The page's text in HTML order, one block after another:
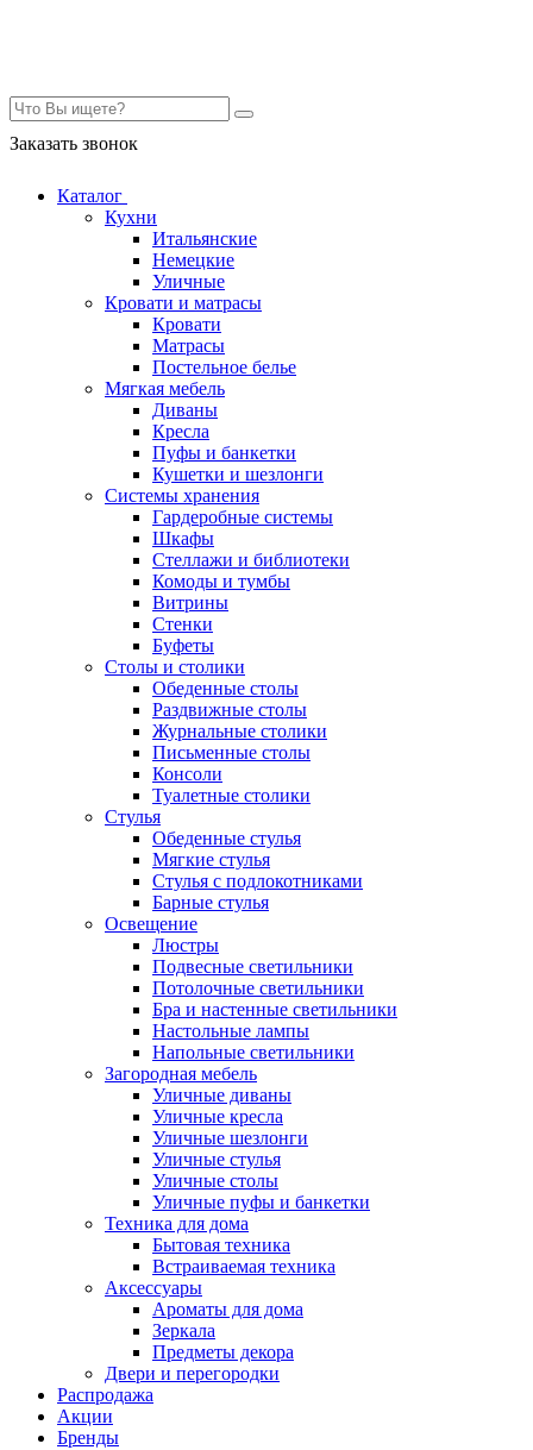
Заказать звонок
Каталог
Кухни
Итальянские
Немецкие
Уличные
Кровати и матрасы
Кровати
Матрасы
Постельное белье
Мягкая мебель
Диваны
Кресла
Пуфы и банкетки
Кушетки и шезлонги
Системы хранения
Гардеробные системы
Шкафы
Стеллажи и библиотеки
Комоды и тумбы
Витрины
Стенки
Буфеты
Столы и столики
Обеденные столы
Раздвижные столы
Журнальные столики
Письменные столы
Консоли
Туалетные столики
Стулья
Обеденные стулья
Мягкие стулья
Стулья с подлокотниками
Барные стулья
Освещение
Люстры
Подвесные светильники
Потолочные светильники
Бра и настенные светильники
Настольные лампы
Напольные светильники
Загородная мебель
Уличные диваны
Уличные кресла
Уличные шезлонги
Уличные стулья
Уличные столы
Уличные пуфы и банкетки
Техника для дома
Бытовая техника
Встраиваемая техника
Аксессуары
Ароматы для дома
Зеркала
Предметы декора
Двери и перегородки
Распродажа
Акции
Бренды